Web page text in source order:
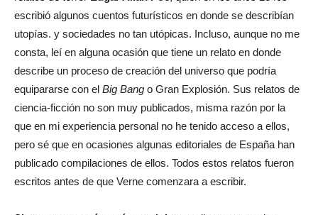
escribió algunos cuentos futurísticos en donde se describían
utopías. y sociedades no tan utópicas. Incluso, aunque no me
consta, leí en alguna ocasión que tiene un relato en donde
describe un proceso de creación del universo que podría
equipararse con el Big Bang o Gran Explosión. Sus relatos de
ciencia-ficción no son muy publicados, misma razón por la
que en mi experiencia personal no he tenido acceso a ellos,
pero sé que en ocasiones algunas editoriales de España han
publicado compilaciones de ellos. Todos estos relatos fueron
escritos antes de que Verne comenzara a escribir.